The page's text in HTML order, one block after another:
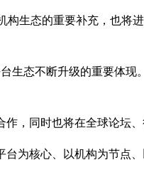
生态的重要补充，也将
生态不断升级的重要体
，同时也将在全球论坛
为核心、以机构为节点